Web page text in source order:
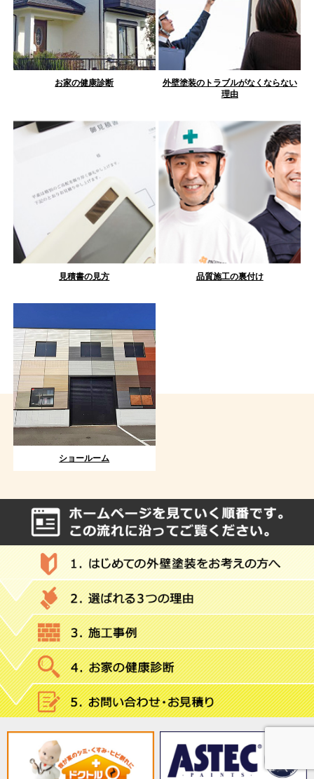
お家の健康診断
外壁塗装のトラブルがなくならない
理由
見積書の見方 品質施工の裏付け
ショールーム